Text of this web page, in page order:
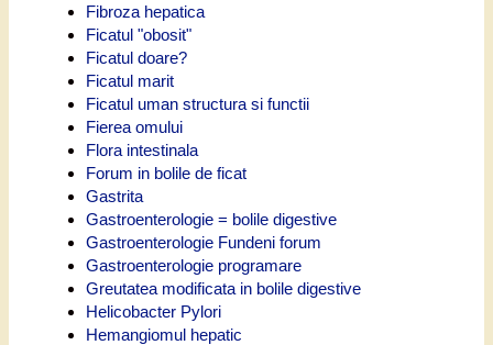
Fibroza hepatica
Ficatul "obosit"
Ficatul doare?
Ficatul marit
Ficatul uman structura si functii
Fierea omului
Flora intestinala
Forum in bolile de ficat
Gastrita
Gastroenterologie = bolile digestive
Gastroenterologie Fundeni forum
Gastroenterologie programare
Greutatea modificata in bolile digestive
Helicobacter Pylori
Hemangiomul hepatic